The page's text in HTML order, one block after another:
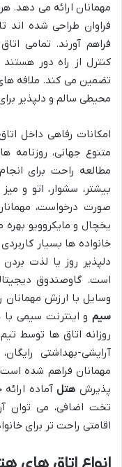
مهمانان ارائه می دهد.
فراوان طراحی شده اند
فراهم آورند. تمامی
کنترل از راه دور
تضمین می کند. ملافه
محیطی سالم و دلپذیر
امکانات رفاهی داخل
متنوع جهانی، روزنامه
مطالعه راحت برای
بیشتر، سشوار، اتو و
صورت درخواست،
یخچال و مایکروویو
خانواده ها بسیار
دلپذیر روز یا لذت
است. گاوصندوق
وسایل با ارزش
سیم و اینترنت سیمی
روزانه اتاق ها توسط
آرایشی-بهداشتی
مهمانان فراهم شده
پذیرش هتلآماده
تخت اضافی، می توان
اقامتی راحت تر برای